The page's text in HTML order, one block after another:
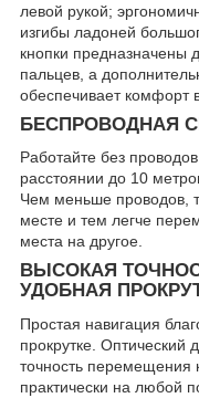
левой рукой;
изгибы ладоней
кнопки предназначены
пальцев, а
обеспечивает комфорт
БЕСПРОВОДНАЯ
Работайте без
расстоянии до 10
Чем меньше проводов,
месте и тем легче
места на другое.
ВЫСОКАЯ
УДОБНАЯ
Простая навигация
прокрутке. Оптический
точность перемещения
практически на любой